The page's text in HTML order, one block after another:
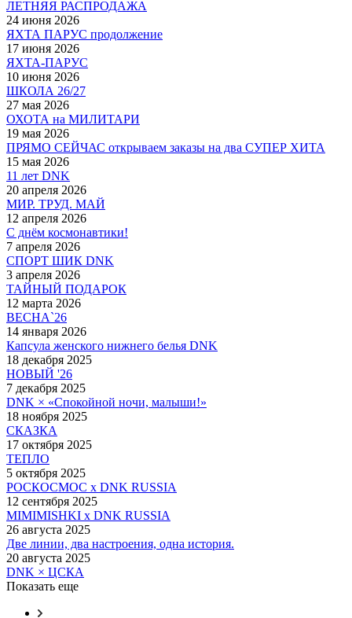
ЛЕТНЯЯ РАСПРОДАЖА
24 июня 2026
ЯХТА ПАРУС продолжение
17 июня 2026
ЯХТА-ПАРУС
10 июня 2026
ШКОЛА 26/27
27 мая 2026
ОХОТА на МИЛИТАРИ
19 мая 2026
ПРЯМО СЕЙЧАС открываем заказы на два СУПЕР ХИТА
15 мая 2026
11 лет DNK
20 апреля 2026
МИР. ТРУД. МАЙ
12 апреля 2026
С днём космонавтики!
7 апреля 2026
СПОРТ ШИК DNK
3 апреля 2026
ТАЙНЫЙ ПОДАРОК
12 марта 2026
ВЕСНА`26
14 января 2026
Капсула женского нижнего белья DNK
18 декабря 2025
НОВЫЙ '26
7 декабря 2025
DNK × «Спокойной ночи, малыши!»
18 ноября 2025
СКАЗКА
17 октября 2025
ТЕПЛО
5 октября 2025
РОСКОСМОС x DNK RUSSIA
12 сентября 2025
MIMIMISHKI x DNK RUSSIA
26 августа 2025
Две линии, два настроения, одна история.
20 августа 2025
DNK × ЦСКА
Показать еще